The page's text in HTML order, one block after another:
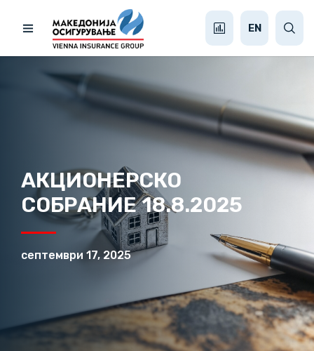
EN
АКЦИОНЕРСКО
СОБРАНИЕ 18.8.2025
септември 17, 2025